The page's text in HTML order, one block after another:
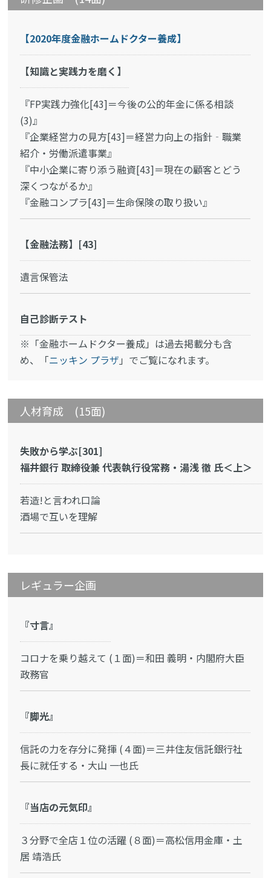
【2020年度金融ホームドクター養成】
【知識と実践力を磨く】
『FP実践力強化[43]＝今後の公的年金に係る相談
(3)』
『企業経営力の見方[43]＝経営力向上の指針‐職業
紹介・労働派遣事業』
『中小企業に寄り添う融資[43]＝現在の顧客とどう
深くつながるか』
『金融コンプラ[43]＝生命保険の取り扱い』
【金融法務】[43]
遺言保管法
自己診断テスト
※「金融ホームドクター養成」は過去掲載分も含
め、「ニッキン プラザ 」でご覧になれます。
人材育成 (15面)
失敗から学ぶ[301]
福井銀行 取締役兼 代表執行役常務・湯浅 徹 氏＜上＞
若造!と言われ口論
酒場で互いを理解
レギュラー企画
『寸言』
コロナを乗り越えて (１面)＝和田 義明・内閣府大臣
政務官
『脚光』
信託の力を存分に発揮 (４面)＝三井住友信託銀行社
長に就任する・大山 一也氏
『当店の元気印』
３分野で全店１位の活躍 (８面)＝高松信用金庫・土
居 靖浩氏